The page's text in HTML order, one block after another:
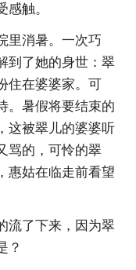
触。
里消暑。一次巧
到了她的身世：翠
住在婆婆家。可
。暑假将要结束的
这被翠儿的婆婆听
骂的，可怜的翠
惠姑在临走前看望
流了下来，因为翠
？